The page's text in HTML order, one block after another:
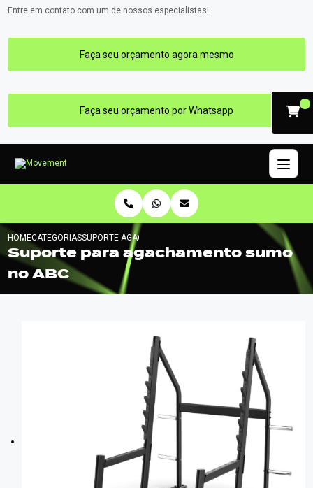
Entre em contato com um de nossos especialistas!
Faça seu orçamento agora mesmo
Faça seu orçamento por Whatsapp
HOMECATEGORIASSUPORTE AGACHAMENTO SUMO NO ABC
Suporte para agachamento sumo
no ABC